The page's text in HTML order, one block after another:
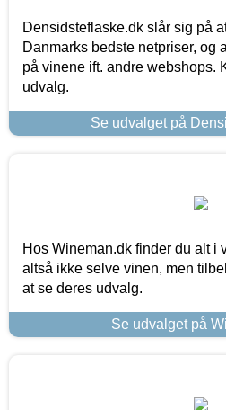
Densidsteflaske.dk slår sig på
Danmarks bedste netpriser, og
på vinene ift. andre webshops.
udvalg.
Se udvalget på
Hos Wineman.dk finder du alt
altså ikke selve vinen, men
at se deres udvalg.
Se udvalget på